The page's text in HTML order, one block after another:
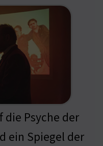
Psyche der
ein Spiegel der